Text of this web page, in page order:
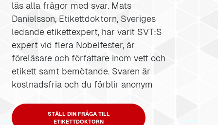
läs alla frågor med svar. Mats
Danielsson, Etikettdoktorn, Sveriges
ledande etikettexpert, har varit SVT:S
expert vid flera Nobelfester, är
föreläsare och författare inom vett och
etikett samt bemötande. Svaren är
kostnadsfria och du förblir anonym
STÄLL DIN FRÅGA TILL
ETIKETTDOKTORN